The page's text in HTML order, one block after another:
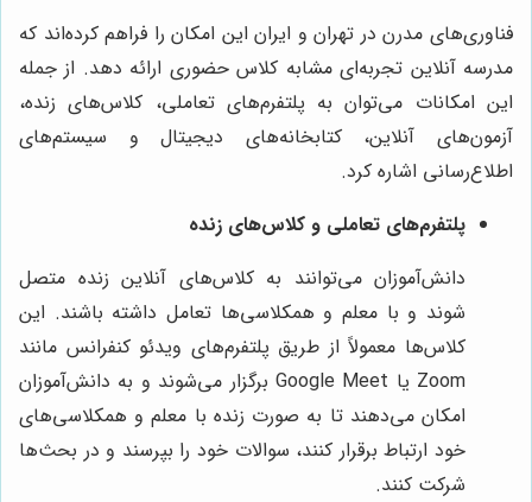
فناوری‌های مدرن در تهران و ایران این امکان را فراهم کرده‌اند که
مدرسه آنلاین تجربه‌ای مشابه کلاس حضوری ارائه دهد. از جمله
این امکانات می‌توان به پلتفرم‌های تعاملی، کلاس‌های زنده،
آزمون‌های آنلاین، کتابخانه‌های دیجیتال و سیستم‌های
اطلاع‌رسانی اشاره کرد.
پلتفرم‌های تعاملی و کلاس‌های زنده
دانش‌آموزان می‌توانند به کلاس‌های آنلاین زنده متصل
شوند و با معلم و همکلاسی‌ها تعامل داشته باشند. این
کلاس‌ها معمولاً از طریق پلتفرم‌های ویدئو کنفرانس مانند
Zoom یا Google Meet برگزار می‌شوند و به دانش‌آموزان
امکان می‌دهند تا به صورت زنده با معلم و همکلاسی‌های
خود ارتباط برقرار کنند، سوالات خود را بپرسند و در بحث‌ها
شرکت کنند.